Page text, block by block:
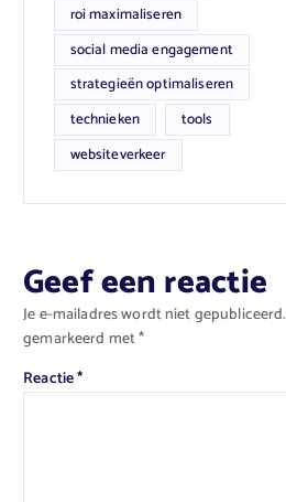
roi maximaliseren
social media engagement
strategieën optimaliseren
technieken
tools
websiteverkeer
Geef een reactie
Je e-mailadres wordt niet gepubliceerd.
gemarkeerd met*
Reactie*